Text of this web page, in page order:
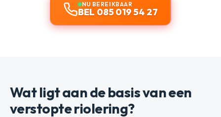
NU BEREIKBAAR
BEL 085 019 54 27
Wat ligt aan de basis van een
verstopte riolering?